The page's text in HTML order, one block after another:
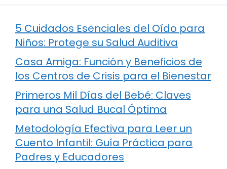
5 Cuidados Esenciales del Oído para
Niños: Protege su Salud Auditiva
Casa Amiga: Función y Beneficios de
los Centros de Crisis para el Bienestar
Primeros Mil Días del Bebé: Claves
para una Salud Bucal Óptima
Metodología Efectiva para Leer un
Cuento Infantil: Guía Práctica para
Padres y Educadores